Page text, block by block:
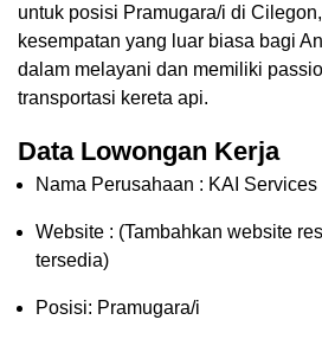
untuk posisi Pramugara/i di
kesempatan yang luar biasa bagi
dalam melayani dan memiliki
transportasi kereta api.
Data Lowongan Kerja
Nama Perusahaan : KAI Services
Website : (Tambahkan website
tersedia)
Posisi: Pramugara/i